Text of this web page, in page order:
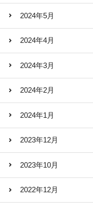
2024年5月
2024年4月
2024年3月
2024年2月
2024年1月
2023年12月
2023年10月
2022年12月